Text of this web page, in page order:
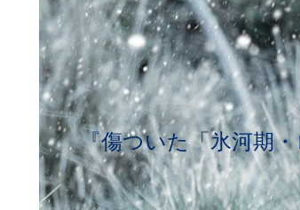
『傷ついた「氷河期